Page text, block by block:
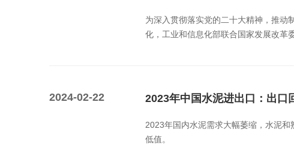
为深入贯彻落实党的二十大精神，推动
化，工业和信息化部联合国家发展改革
2024-02-22 2023年中国水泥进出口：出口
2023年国内水泥需求大幅萎缩，水泥
低值。